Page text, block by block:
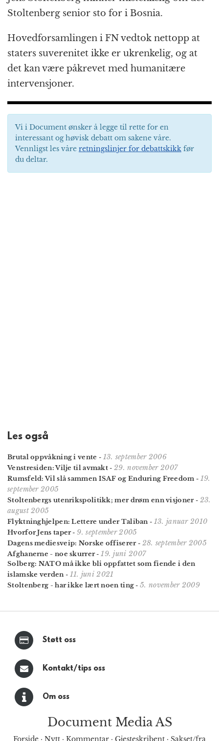
Stoltenberg senior sto for i Bosnia.
Hovedforsamlingen i FN vedtok nettopp at
staters suverenitet ikke er ukrenkelig, og at
det kan være påkrevet med humanitære
intervensjoner.
Vi i Document ønsker å legge til rette for en
interessant og høvisk debatt om sakene våre.
Vennligst les våre retningslinjer for debattskikk før
du deltar.
Les også
Brutal oppvåkning i vente - 13. september 2006
Venstresiden: Vilje til avmakt - 29. november 2007
Rumsfeld: Vil slå sammen ISAF og Enduring Freedom - 19.
september 2005
Stoltenbergs utenrikspolitikk; mer drøm enn visjoner- 23.
august 2005
Flyktninghjelpen: Lettere under Taliban- 13. januar 2010
Hvorfor Jens taper-9. september 2005
Dagens mediesveip: Norske offiserer- 28. september 2005
Afghanerne - noe skurrer-19. juni 2007
Solberg: NATO må ikke bli oppfattet som fiende i den
islamske verden- 11. juni 2021
Stoltenberg - har ikke lært noen ting -5. november 2009
Støtt oss
Kontakt/tips oss
Om oss
Document Media AS